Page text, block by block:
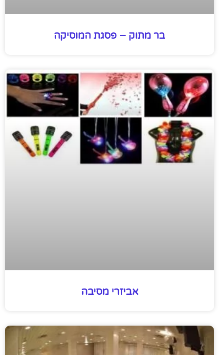
בר מתוק – פסגת המוסיקה
אביזרי מסיבה